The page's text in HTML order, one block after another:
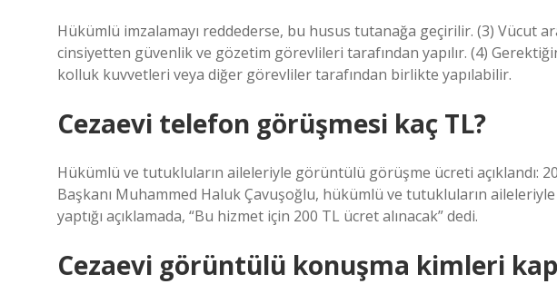
Hükümlü imzalamayı reddederse, bu husus tutanağa geçirilir. (3) Vücut
cinsiyetten güvenlik ve gözetim görevlileri tarafından yapılır. (4)
kolluk kuvvetleri veya diğer görevliler tarafından birlikte yapılabilir.
Cezaevi telefon görüşmesi kaç TL?
Hükümlü ve tutukluların aileleriyle görüntülü görüşme ücreti açıklandı:
Başkanı Muhammed Haluk Çavuşoğlu, hükümlü ve tutukluların
yaptığı açıklamada, “Bu hizmet için 200 TL ücret alınacak” dedi.
Cezaevi görüntülü konuşma kimleri